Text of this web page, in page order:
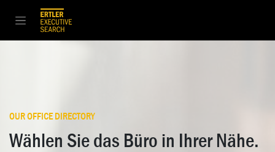
Zum Inhalt springen
OUR OFFICE DIRECTORY
Wählen Sie das Büro in Ihrer Nähe.